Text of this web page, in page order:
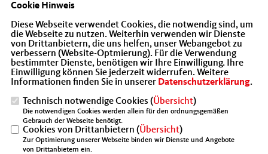
Cookie Hinweis
Diese Webseite verwendet Cookies, die notwendig sind, um
die Webseite zu nutzen. Weiterhin verwenden wir Dienste
von Drittanbietern, die uns helfen, unser Webangebot zu
verbessern (Website-Optmierung). Für die Verwendung
bestimmter Dienste, benötigen wir Ihre Einwilligung. Ihre
Einwilligung können Sie jederzeit widerrufen. Weitere
Informationen finden Sie in unserer Datenschutzerklärung.
Technisch notwendige Cookies (Übersicht)
Die notwendigen Cookies werden allein für den ordnungsgemäßen
Gebrauch der Webseite benötigt.
Cookies von Drittanbietern (Übersicht)
Zur Optimierung unserer Webseite binden wir Dienste und Angebote
von Drittanbietern ein.